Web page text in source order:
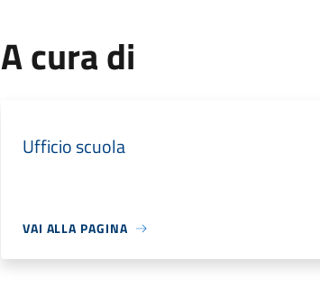
A cura di
Ufficio scuola
VAI ALLA PAGINA